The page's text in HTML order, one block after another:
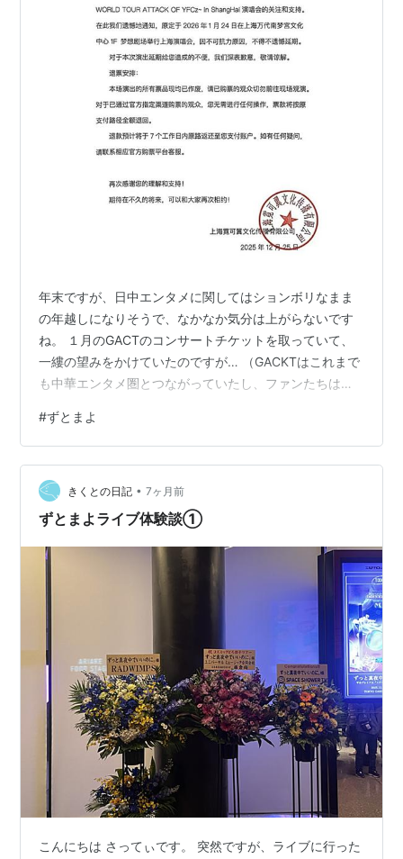
年末ですが、日中エンタメに関してはションボリなまま
の年越しになりそうで、なかなか気分は上がらないです
ね。 １月のGACTのコンサートチケットを取っていて、
一縷の望みをかけていたのですが… （GACKTはこれまで
も中華エンタメ圏とつながっていたし、ファンたちはマ
なんて声までも…） でも、来てしまいました。コンサー
トの取り消し連絡。 運営からは「延期の告知」として。
「不可抗力の原因で」とのことです。ここのところのお
決まりキーワードになってしまい…
chaiota.hatenablog.com チケットサイトの「秀動」でと
#ずとまよ
きくとの日記 • 7ヶ月前
ずとまよライブ体験談①
こんにちは さってぃです。 突然ですが、ライブに行った